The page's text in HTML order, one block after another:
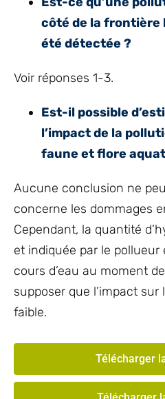
côté de la frontière
été détectée ?
Voir réponses 1-3.
Est-il possible
l’impact de la
faune et flore
Aucune conclusion ne
concerne les dommages
Cependant, la quantité
et indiquée par le pollueur
cours d’eau au moment
supposer que l’impact
faible.
Télécharger